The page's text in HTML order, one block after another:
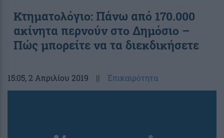
Κτηματολόγιο: Πάνω από 170.000
ακίνητα περνούν στο Δημόσιο –
Πώς μπορείτε να τα διεκδικήσετε
15:05, 2 Απριλίου 2019 || Επικαιρότητα